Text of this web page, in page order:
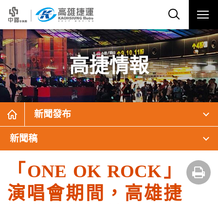
高捷情報
新聞發布
新聞稿
「ONE OK ROCK」
演唱會期間，高雄捷